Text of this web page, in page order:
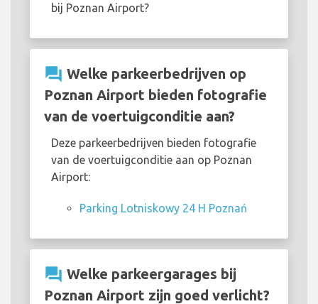
bij Poznan Airport?
question_answer Welke parkeerbedrijven op
Poznan Airport bieden fotografie
van de voertuigconditie aan?
Deze parkeerbedrijven bieden fotografie
van de voertuigconditie aan op Poznan
Airport:
Parking Lotniskowy 24 H Poznań
question_answer Welke parkeergarages bij
Poznan Airport zijn goed verlicht?